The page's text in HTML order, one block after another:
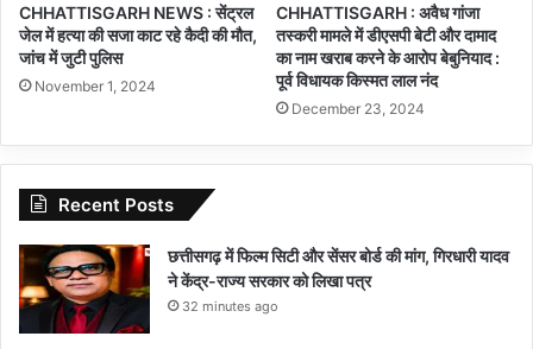
CHHATTISGARH NEWS : सेंट्रल
जेल में हत्या की सजा काट रहे कैदी की मौत,
जांच में जुटी पुलिस
November 1, 2024
CHHATTISGARH : अवैध गांजा
तस्करी मामले में डीएसपी बेटी और दामाद
का नाम खराब करने के आरोप बेबुनियाद :
पूर्व विधायक किस्मत लाल नंद
December 23, 2024
Recent Posts
छत्तीसगढ़ में फिल्म सिटी और सेंसर बोर्ड की मांग, गिरधारी यादव
ने केंद्र-राज्य सरकार को लिखा पत्र
32 minutes ago